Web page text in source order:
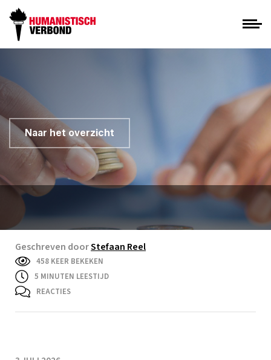
Naar het overzicht
Geschreven doorStefaan Reel
458 KEER BEKEKEN
5 MINUTEN LEESTIJD
REACTIES